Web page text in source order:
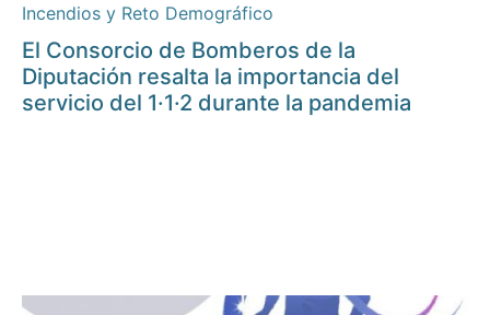
Incendios y Reto Demográfico
El Consorcio de Bomberos de la
Diputación resalta la importancia del
servicio del 1·1·2 durante la pandemia